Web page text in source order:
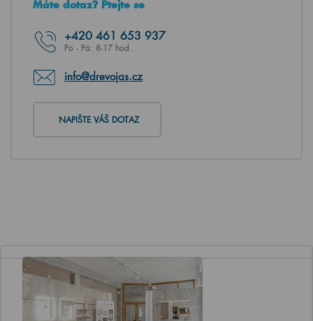
Máte dotaz? Ptejte se
+420 461 653 937
Po - Pá: 8-17 hod.
info@drevojas.cz
NAPIŠTE VÁŠ DOTAZ